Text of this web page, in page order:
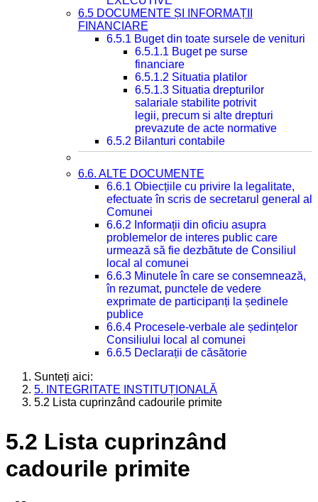
6.5 DOCUMENTE ȘI INFORMAȚII
FINANCIARE
6.5.1 Buget din toate sursele de venituri
6.5.1.1 Buget pe surse
financiare
6.5.1.2 Situatia platilor
6.5.1.3 Situatia drepturilor
salariale stabilite potrivit
legii, precum si alte drepturi
prevazute de acte normative
6.5.2 Bilanturi contabile
6.6. ALTE DOCUMENTE
6.6.1 Obiecțiile cu privire la legalitate,
efectuate în scris de secretarul general al
Comunei
6.6.2 Informații din oficiu asupra
problemelor de interes public care
urmează să fie dezbătute de Consiliul
local al comunei
6.6.3 Minutele în care se consemnează,
în rezumat, punctele de vedere
exprimate de participanți la ședinele
publice
6.6.4 Procesele-verbale ale ședințelor
Consiliului local al comunei
6.6.5 Declarații de căsătorie
Sunteți aici:
5. INTEGRITATE INSTITUȚIONALĂ
5.2 Lista cuprinzând cadourile primite
5.2 Lista cuprinzând
cadourile primite